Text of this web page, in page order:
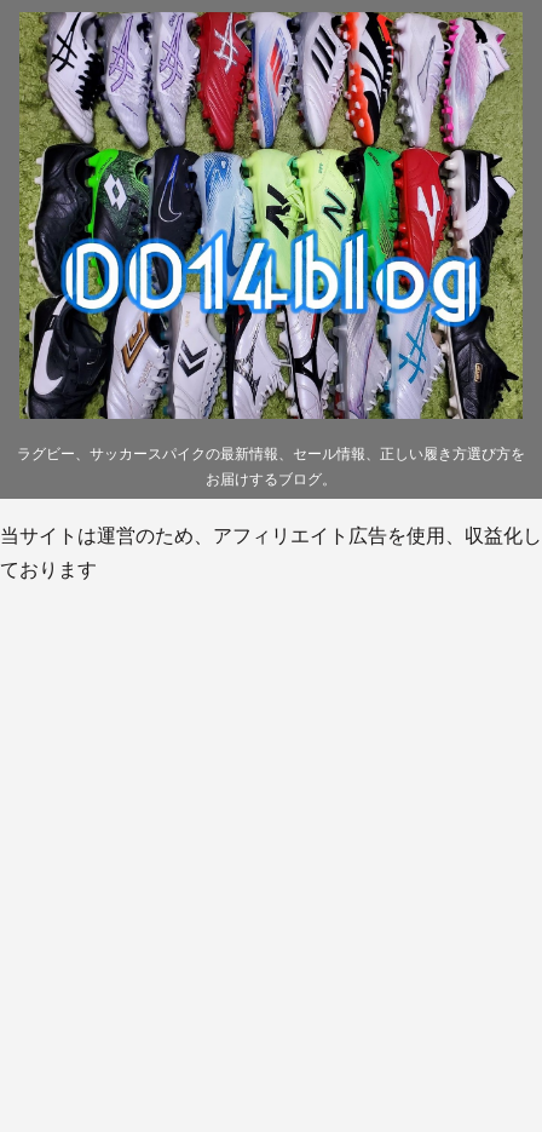
ラグビー、サッカースパイクの最新情報、セール情報、正しい履き方選び方を
お届けするブログ。
当サイトは運営のため、アフィリエイト広告を使用、収益化し
ております